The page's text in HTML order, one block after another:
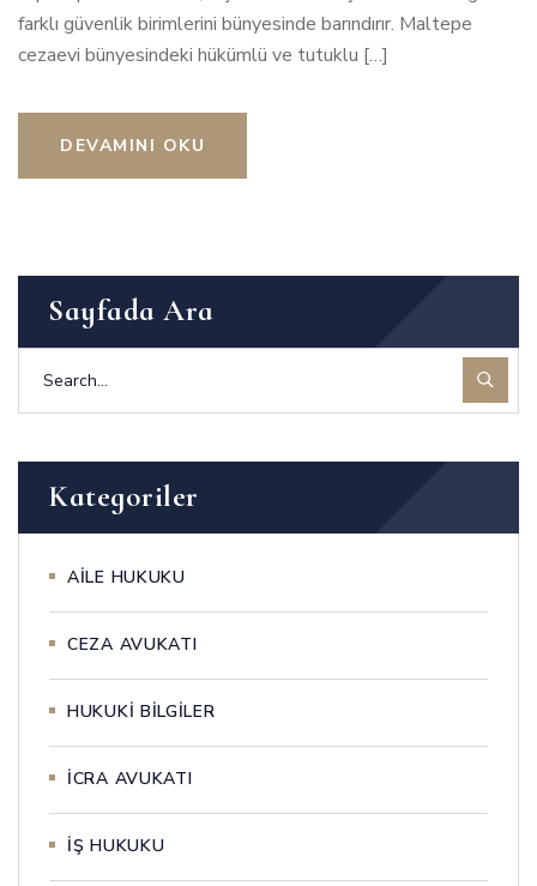
farklı güvenlik birimlerini bünyesinde barındırır. Maltepe
cezaevi bünyesindeki hükümlü ve tutuklu […]
DEVAMINI OKU
Sayfada Ara
Kategoriler
AİLE HUKUKU
CEZA AVUKATI
HUKUKİ BİLGİLER
İCRA AVUKATI
İŞ HUKUKU